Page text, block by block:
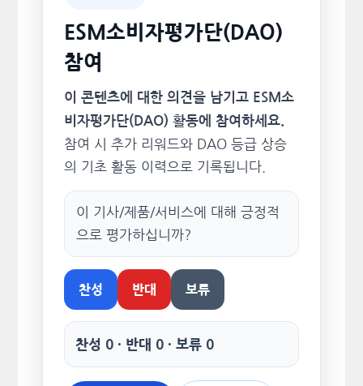
ESM소비자평가단(DAO)
참여
이 콘텐츠에 대한 의견을 남기고 ESM소
비자평가단(DAO) 활동에 참여하세요.
참여 시 추가 리워드와 DAO 등급 상승
의 기초 활동 이력으로 기록됩니다.
이 기사/제품/서비스에 대해 긍정적
으로 평가하십니까?
찬성 반대 보류
찬성 0 · 반대 0 · 보류 0